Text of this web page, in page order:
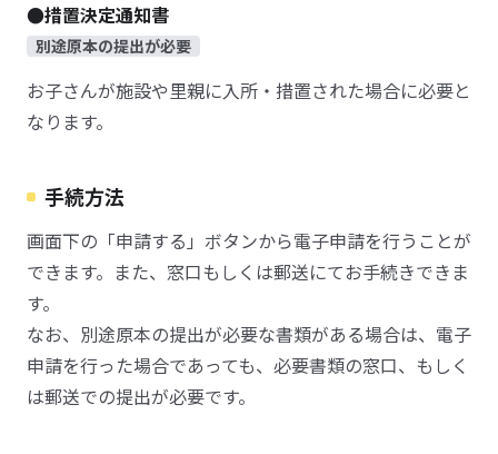
●措置決定通知書
別途原本の提出が必要
お子さんが施設や里親に入所・措置された場合に必要と
なります。
手続方法
画面下の「申請する」ボタンから電子申請を行うことが
できます。また、窓口もしくは郵送にてお手続きできま
す。
なお、別途原本の提出が必要な書類がある場合は、電子
申請を行った場合であっても、必要書類の窓口、もしく
は郵送での提出が必要です。